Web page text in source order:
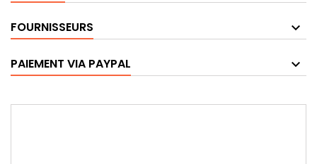
FOURNISSEURS
PAIEMENT VIA PAYPAL